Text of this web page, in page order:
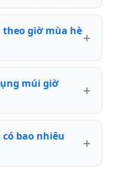
giờ mùa hè
múi giờ
bao nhiêu